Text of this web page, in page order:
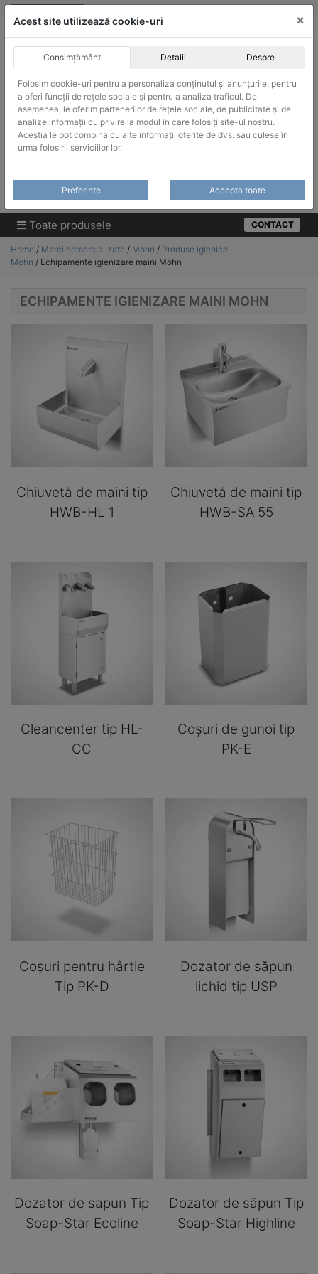
Skip
ACHIZITII PUBLICE
Produsele pot fi achizitionate si in sistemul SEAP / SICAP
Products
Toate produsele CONTACT
Home / Marci comercializate / Mohn / Produse igienice
Mohn / Echipamente igienizare maini Mohn
ECHIPAMENTE IGIENIZARE MAINI MOHN
Chiuvetă de maini tip
HWB-HL 1
Chiuvetă de maini tip
HWB-SA 55
Cleancenter tip HL-
CC
Coșuri de gunoi tip
PK-E
Coșuri pentru hârtie
Tip PK-D
Dozator de săpun
lichid tip USP
Dozator de sapun Tip
Soap-Star Ecoline
Dozator de săpun Tip
Soap-Star Highline
Acest site utilizează cookie-uri ×
Consimțământ Detalii Despre
Folosim cookie-uri pentru a personaliza conținutul și anunțurile, pentru
a oferi funcții de rețele sociale și pentru a analiza traficul. De
asemenea, le oferim partenerilor de rețele sociale, de publicitate și de
analize informații cu privire la modul în care folosiți site-ul nostru.
Aceștia le pot combina cu alte informații oferite de dvs. sau culese în
urma folosirii serviciilor lor.
Preferinte Accepta toate